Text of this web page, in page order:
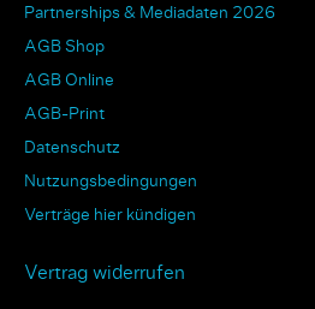
Partnerships & Mediadaten 2026
AGB Shop
AGB Online
AGB-Print
Datenschutz
Nutzungsbedingungen
Verträge hier kündigen
Vertrag widerrufen